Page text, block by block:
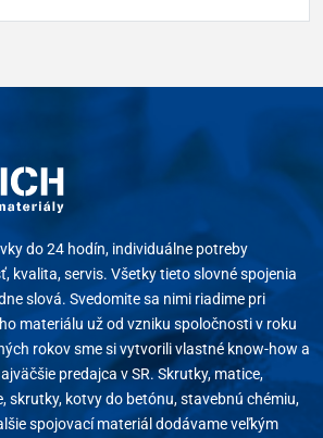
do 24 hodín, individuálne potreby
kvalita, servis. Všetky tieto slovné spojenia
slová. Svedomite sa nimi riadime pri
materiálu už od vzniku spoločnosti v roku
rokov sme si vytvorili vlastné know-how a
predajca v SR. Skrutky, matice,
skrutky, kotvy do betónu, stavebnú chémiu,
spojovací materiál dodávame veľkým